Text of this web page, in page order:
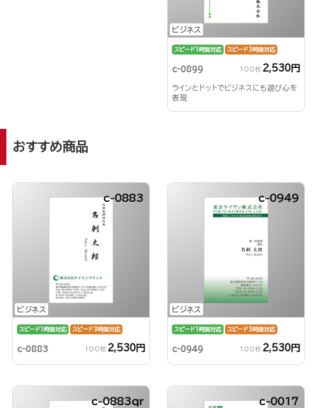
ビジネス
スピード1時間対応 スピード3時間対応
c-0899 100枚 2,530円
ラインとドットでビジネスにも遊び心を
表現
おすすめ商品
ビジネス
c-0883
スピード1時間対応 スピード3時間対応
c-0883 100枚 2,530円
ビジネス
c-0949
スピード1時間対応 スピード3時間対応
c-0949 100枚 2,530円
c-0883qr c-0017